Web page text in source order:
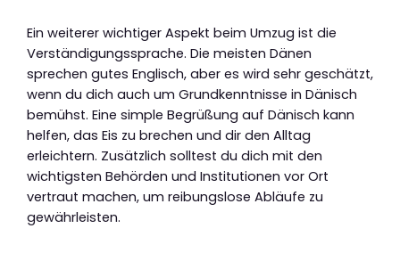
Ein weiterer wichtiger Aspekt beim Umzug ist die
Verständigungssprache. Die meisten Dänen
sprechen gutes Englisch, aber es wird sehr geschätzt,
wenn du dich auch um Grundkenntnisse in Dänisch
bemühst. Eine simple Begrüßung auf Dänisch kann
helfen, das Eis zu brechen und dir den Alltag
erleichtern. Zusätzlich solltest du dich mit den
wichtigsten Behörden und Institutionen vor Ort
vertraut machen, um reibungslose Abläufe zu
gewährleisten.